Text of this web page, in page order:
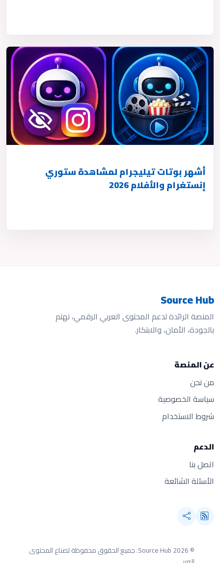
أشهر بوتات تيليجرام لمشاهدة ستوري
إنستغرام والأفلام 2026
Source Hub
المنصة الرائدة لدعم المحتوى العربي الرقمي، نهتم
بالجودة، الأمان، والابتكار.
عن المنصة
من نحن
سياسة الخصوصية
شروط الاستخدام
الدعم
اتصل بنا
الأسئلة الشائعة
© 2026 Source Hub.
جميع الحقوق محفوظة لصناع المحتوى